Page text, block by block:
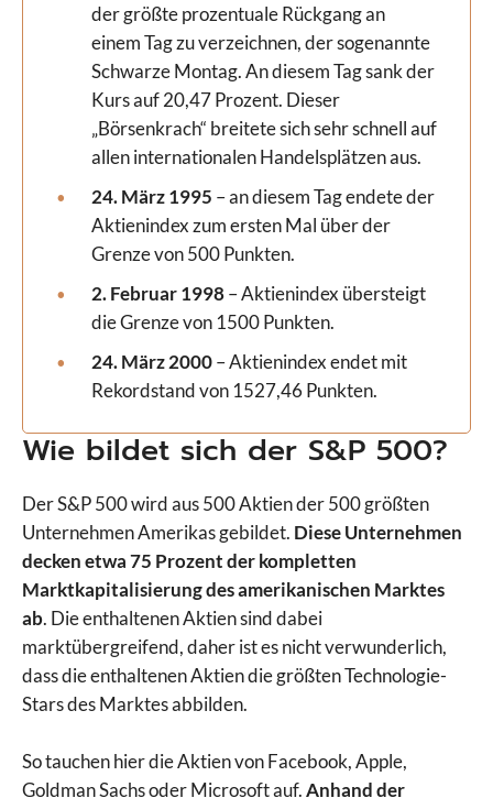
der größte prozentuale Rückgang an
einem Tag zu verzeichnen, der sogenannte
Schwarze Montag. An diesem Tag sank der
Kurs auf 20,47 Prozent. Dieser
„Börsenkrach“ breitete sich sehr schnell auf
allen internationalen Handelsplätzen aus.
24. März 1995 – an diesem Tag endete der
Aktienindex zum ersten Mal über der
Grenze von 500 Punkten.
2. Februar 1998– Aktienindex übersteigt
die Grenze von 1500 Punkten.
24. März 2000– Aktienindex endet mit
Rekordstand von 1527,46 Punkten.
Wie bildet sich der S&P 500?
Der S&P 500 wird aus 500 Aktien der 500 größten
Unternehmen Amerikas gebildet. Diese Unternehmen
decken etwa 75 Prozent der kompletten
Marktkapitalisierung des amerikanischen Marktes
ab. Die enthaltenen Aktien sind dabei
marktübergreifend, daher ist es nicht verwunderlich,
dass die enthaltenen Aktien die größten Technologie-
Stars des Marktes abbilden.
So tauchen hier die Aktien von Facebook, Apple,
Goldman Sachs oder Microsoft auf.Anhand der